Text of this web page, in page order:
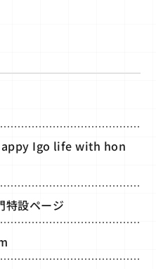
Igo life with hon
設ページ